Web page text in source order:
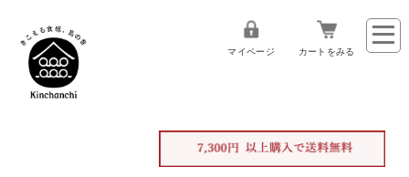
マイページ カートをみる